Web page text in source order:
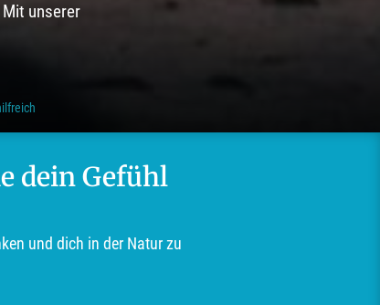
unserer
dein Gefühl
und dich in der Natur zu